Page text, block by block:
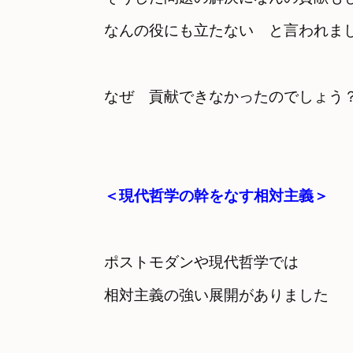
なんの役にも立たない　と言われま
なぜ　貢献できなかったのでしょう
ポストモダンや現代哲学では
相対主義の強い展開がありました